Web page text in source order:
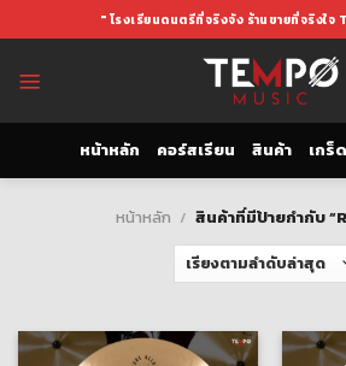
to
" โรงเรียนดนตรีที่จริงจัง ร้านขายที่จริงใจ
หน้าหลัก คอร์สเรียน สินค้า เกร็
หน้าหลัก / สินค้าที่มีป้ายกำกับ